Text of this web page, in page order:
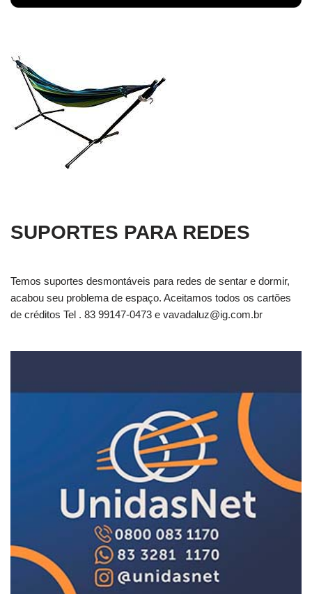
SUPORTES PARA REDES
Temos suportes desmontáveis para redes de sentar e dormir,
acabou seu problema de espaço. Aceitamos todos os cartões
de créditos Tel . 83 99147-0473 e vavadaluz@ig.com.br